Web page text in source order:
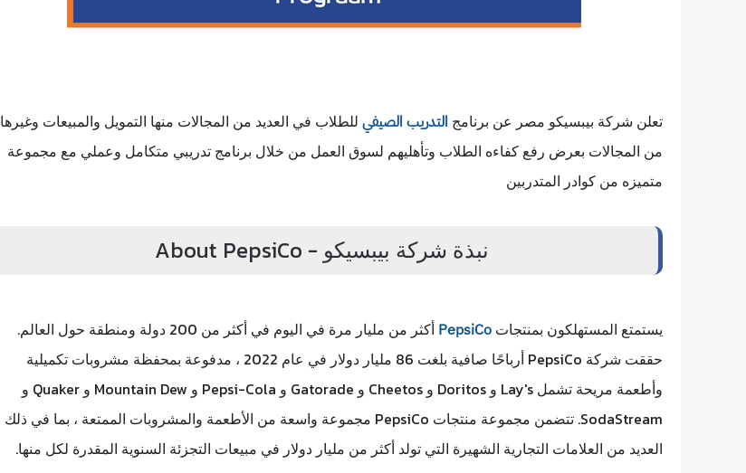
تعلن شركة بيبسيكو مصر عن برنامج التدريب الصيفي للطلاب في العديد من المجالات منها التمويل والمبيعات وغيرها
من المجالات بعرض رفع كفاءه الطلاب وتأهليهم لسوق العمل من خلال برنامج تدريبي متكامل وعملي مع مجموعة
متميزه من كوادر المتدربين
نبذة شركة بيبسيكو - About PepsiCo
يستمتع المستهلكون بمنتجات PepsiCo
أكثر من مليار مرة في اليوم في أكثر من 200 دولة ومنطقة حول العالم.
حققت شركة PepsiCo أرباحًا صافية بلغت 86 مليار دولار في عام 2022 ، مدفوعة بمحفظة مشروبات تكميلية
وأطعمة مريحة تشمل Lay's و Doritos و Cheetos و Gatorade و Pepsi-Cola و Mountain Dew و Quaker و
SodaStream. تتضمن مجموعة منتجات PepsiCo مجموعة واسعة من الأطعمة والمشروبات الممتعة ، بما في ذلك
العديد من العلامات التجارية الشهيرة التي تولد أكثر من مليار دولار في مبيعات التجزئة السنوية المقدرة لكل منها.